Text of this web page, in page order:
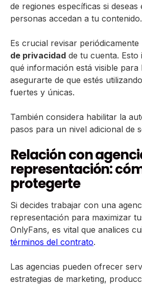
de regiones específicas si deseas
personas accedan a tu contenido.
Es crucial revisar periódicamente
de privacidad de tu cuenta.
qué información está visible
asegurarte de que estés
fuertes y únicas.
También considera habilitar la
pasos para un nivel adicional de
Relación con
representación:
protegerte
Si decides trabajar con una
representación para maximizar
OnlyFans, es vital que analices
términos del contrato.
Las agencias pueden ofrecer
estrategias de marketing,